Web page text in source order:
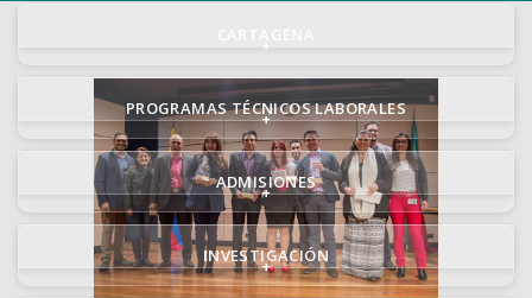
+
PROGRAMAS TÉCNICOS LABORALES
+
ADMISIONES
+
INVESTIGACIÓN
+